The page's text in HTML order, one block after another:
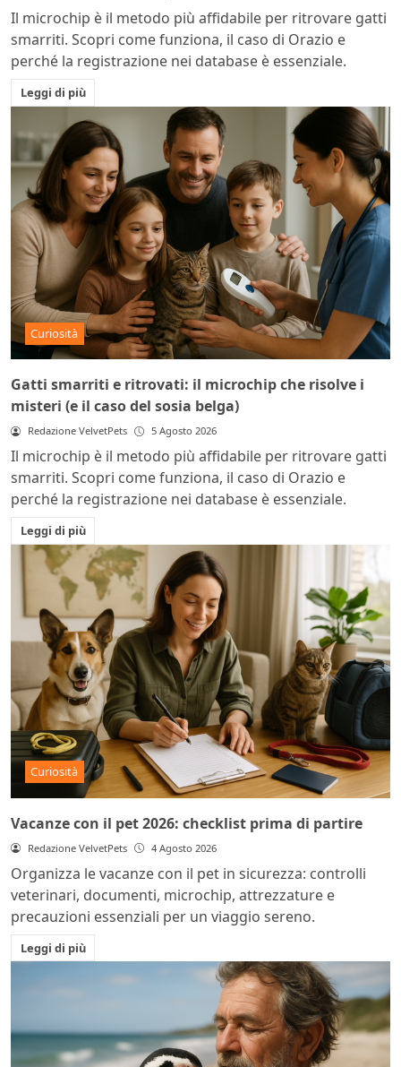
Il microchip è il metodo più affidabile per ritrovare gatti
smarriti. Scopri come funziona, il caso di Orazio e
perché la registrazione nei database è essenziale.
Leggi di più
Curiosità
Gatti smarriti e ritrovati: il microchip che risolve i
misteri (e il caso del sosia belga)
Redazione VelvetPets 5 Agosto 2026
Il microchip è il metodo più affidabile per ritrovare gatti
smarriti. Scopri come funziona, il caso di Orazio e
perché la registrazione nei database è essenziale.
Leggi di più
Curiosità
Vacanze con il pet 2026: checklist prima di partire
Redazione VelvetPets 4 Agosto 2026
Organizza le vacanze con il pet in sicurezza: controlli
veterinari, documenti, microchip, attrezzature e
precauzioni essenziali per un viaggio sereno.
Leggi di più